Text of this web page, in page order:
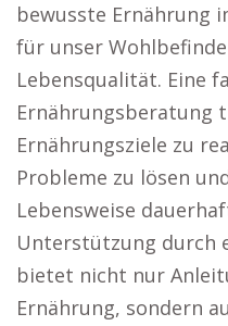
bewusste Ernährung
für unser
Lebensqualität. Eine
Ernährungsberatung
Ernährungsziele zu
Probleme zu lösen
Lebensweise
Unterstützung durch
bietet nicht nur
Ernährung, sondern